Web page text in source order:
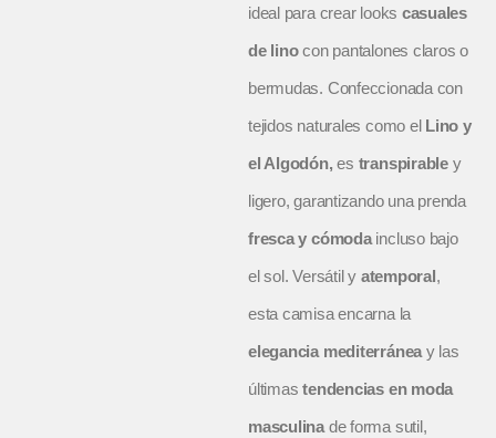
ideal para crear looks casuales
de linocon pantalones claros o
bermudas. Confeccionada con
tejidos naturales como el Lino y
el Algodón, es transpirabley
ligero, garantizando una prenda
fresca y cómodaincluso bajo
el sol. Versátil y atemporal,
esta camisa encarna la
elegancia mediterránea y las
últimastendencias en moda
masculinade forma sutil,